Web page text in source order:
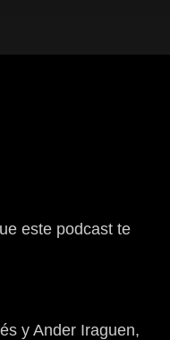
este podcast te
y Ander Iraguen,